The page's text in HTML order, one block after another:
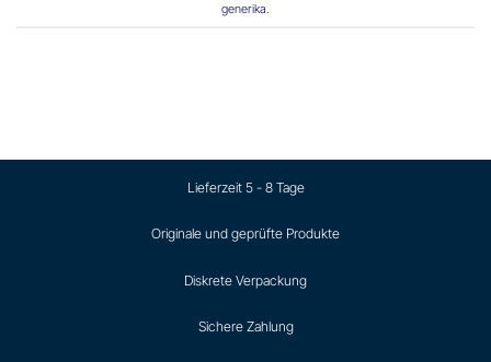
generika.
Lieferzeit 5 - 8 Tage
Originale und geprüfte Produkte
Diskrete Verpackung
Sichere Zahlung